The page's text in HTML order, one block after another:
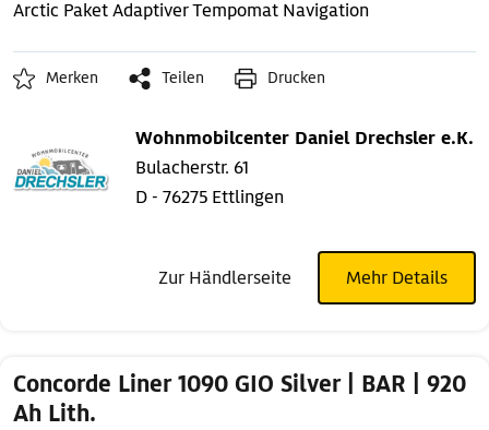
Arctic PaketAdaptiver Tempomat Navigation
Merken Teilen Drucken
Wohnmobilcenter Daniel Drechsler e.K.
Bulacherstr. 61
D - 76275 Ettlingen
Zur Händlerseite Mehr Details
Concorde Liner 1090 GIO Silver | BAR | 920
Ah Lith.